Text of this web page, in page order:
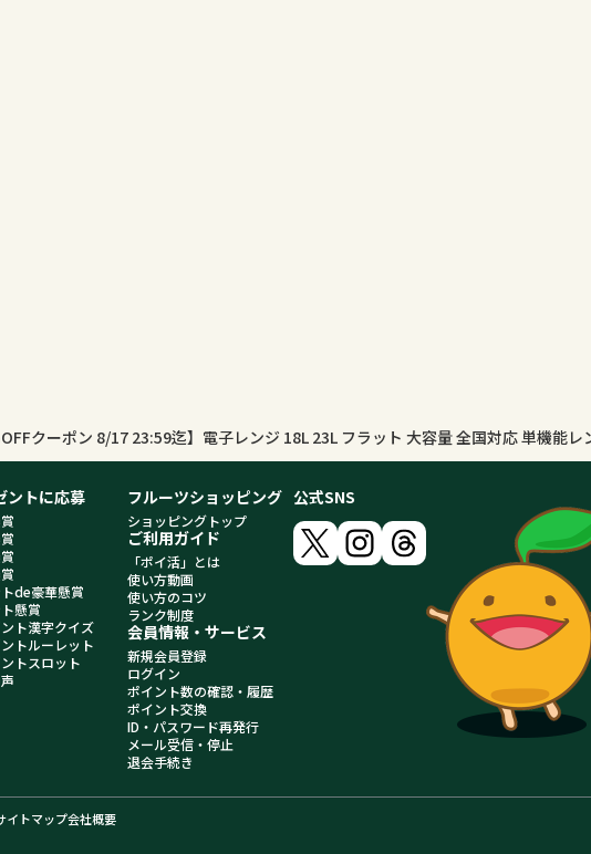
ントに応募
de豪華懸賞
懸賞
ト漢字クイズ
トルーレット
トスロット
フルーツショッピング
ショッピングトップ
ご利用ガイド
「ポイ活」とは
使い方動画
使い方のコツ
ランク制度
会員情報・サービス
新規会員登録
ログイン
ポイント数の確認・履歴
ポイント交換
ID・パスワード再発行
メール受信・停止
退会手続き
公式SNS
イトマップ会社概要